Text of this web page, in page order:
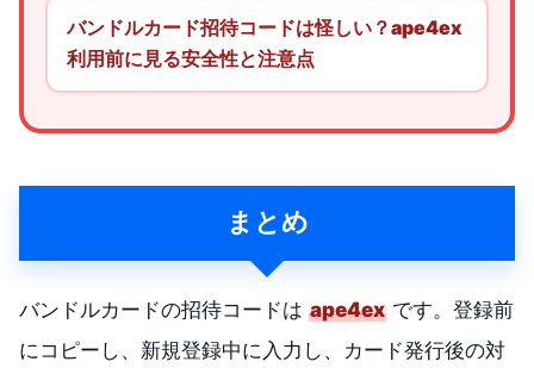
バンドルカード招待コードは怪しい？ape4ex
利用前に見る安全性と注意点
まとめ
バンドルカードの招待コードは ape4exです。登録前
にコピーし、新規登録中に入力し、カード発行後の対